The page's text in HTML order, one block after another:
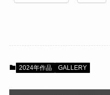
2024年作品 GALLERY